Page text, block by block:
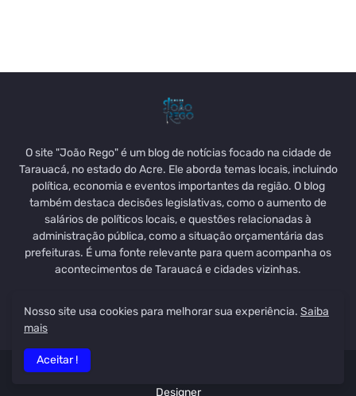
O site "João Rego" é um blog de notícias focado na cidade de
Tarauacá, no estado do Acre. Ele aborda temas locais, incluindo
política, economia e eventos importantes da região. O blog
também destaca decisões legislativas, como o aumento de
salários de políticos locais, e questões relacionadas à
administração pública, como a situação orçamentária das
prefeituras. É uma fonte relevante para quem acompanha os
acontecimentos de Tarauacá e cidades vizinhas.
Designer
Nosso site usa cookies para melhorar sua experiência. Saiba
mais
Aceitar !